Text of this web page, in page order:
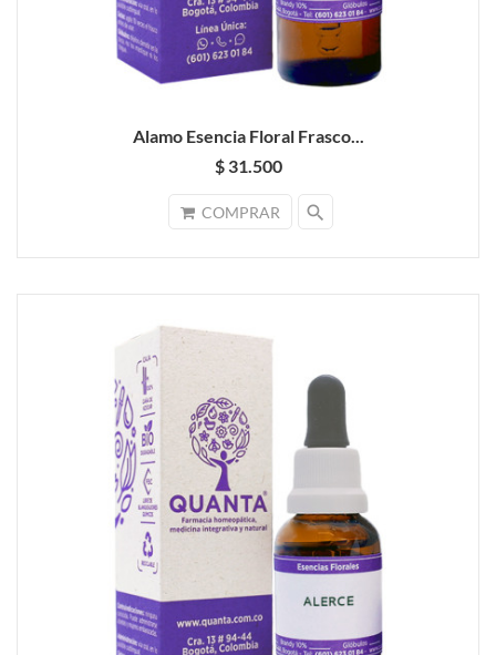
Alamo Esencia Floral Frasco...
$ 31.500
COMPRAR search